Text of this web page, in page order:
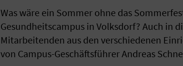
Was wäre ein Sommer ohne das
Gesundheitscampus in Volksdorf? Auch in
Mitarbeitenden aus den verschiedenen
von Campus-Geschäftsführer Andreas